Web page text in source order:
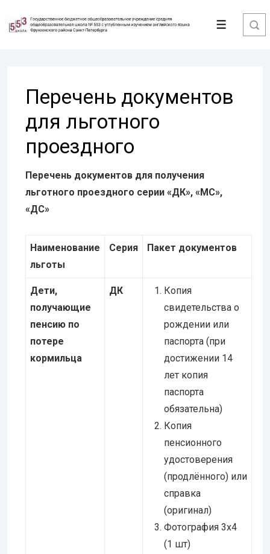
Перейти
Меню
Перечень документов
для льготного
проездного
Перечень документов для получения
льготного проездного серии «ДК», «МС»,
«ДС»
Наименование
льготы
Серия Пакет документов
Дети,
получающие
пенсию по
потере
кормильца
ДК
Копия
свидетельства о
рождении или
паспорта (при
достижении 14
лет копия
паспорта
обязательна)
Копия
пенсионного
удостоверения
(продлённого) или
справка
(оригинал)
Фотография 3х4
(1 шт)